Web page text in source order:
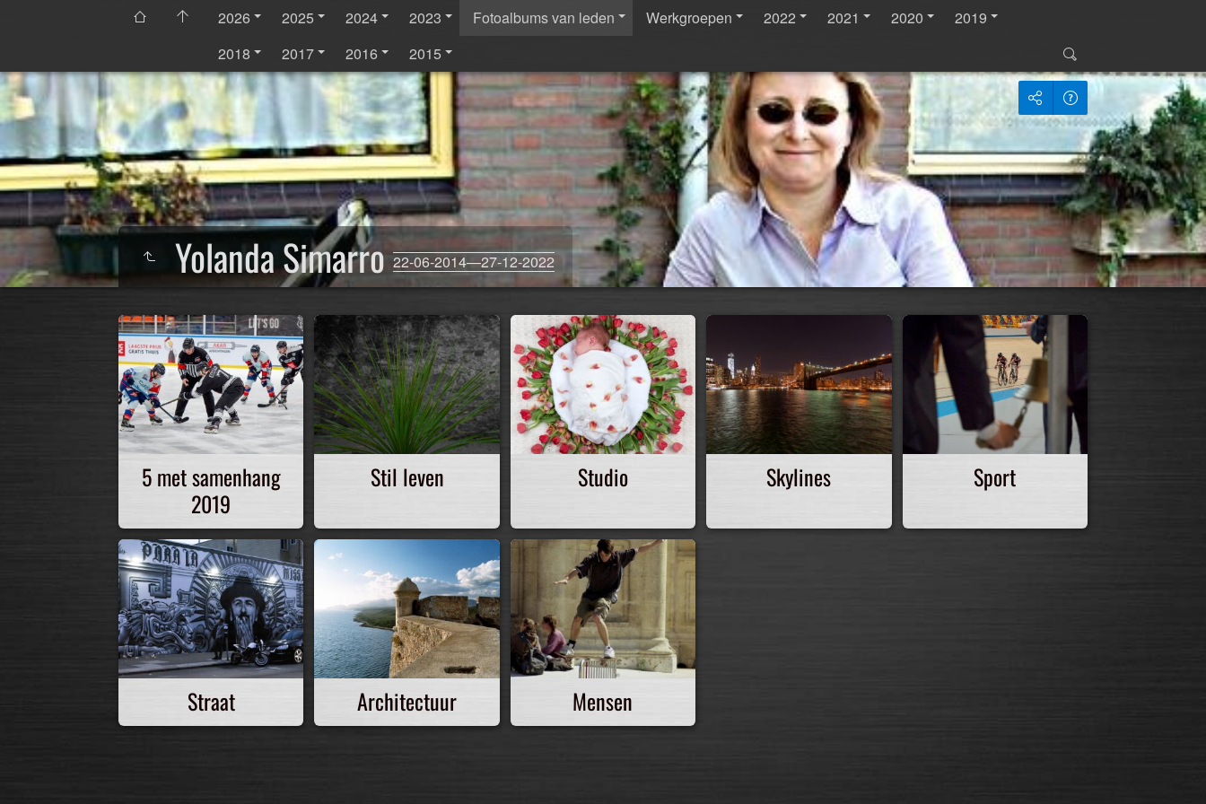
2026 2025 2024 2023 Fotoalbums van leden Werkgroepen 2022 2021 2020
2019
2018
2017 2016 2015
Yolanda Simarro22-06-2014—27-12-2022
5 met samenhang
2019
Stil leven Studio Skylines Sport
Straat Architectuur Mensen